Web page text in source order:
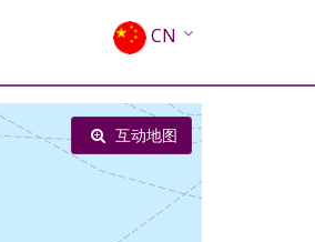
CN
EN
EL
互动地图